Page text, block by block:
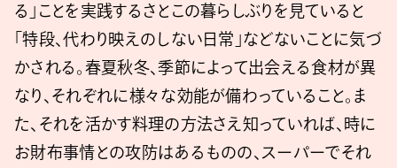
る」ことを実践するさとこの暮らしぶりを見ていると
「特段、代わり映えのしない日常」などないことに気づ
かされる。春夏秋冬、季節によって出会える食材が異
なり、それぞれに様々な効能が備わっていること。ま
た、それを活かす料理の方法さえ知っていれば、時に
お財布事情との攻防はあるものの、スーパーでそれ